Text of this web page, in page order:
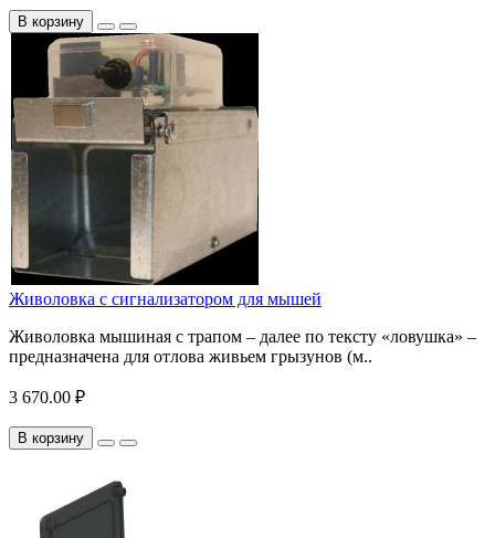
В корзину
Живоловка с сигнализатором для мышей
Живоловка мышиная с трапом – далее по тексту «ловушка» –
предназначена для отлова живьем грызунов (м..
3 670.00 ₽
В корзину